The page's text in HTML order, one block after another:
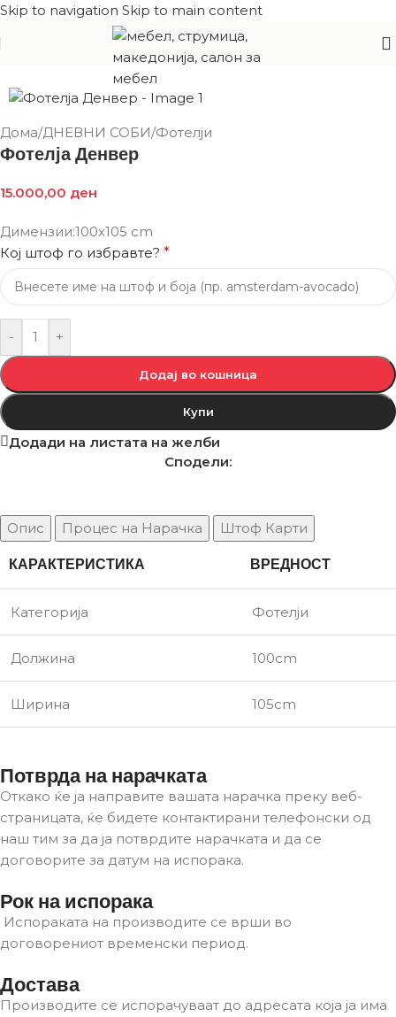
Skip to navigation Skip to main content
Дома/ДНЕВНИ СОБИ/Фотелји
Фотелја Денвер
15.000,00 ден
Димензии:100х105 cm
Кој штоф го избравте? *
- +
Додај во кошница
Купи
Додади на листата на желби
Сподели:
Опис Процес на Нарачка Штоф Карти
КАРАКТЕРИСТИКА ВРЕДНОСТ
Категорија Фотелји
Должина 100cm
Ширина 105cm
Потврда на нарачката
Откако ќе ја направите вашата нарачка преку веб-
страницата, ќе бидете контактирани телефонски од
наш тим за да ја потврдите нарачката и да се
договорите за датум на испорака.
Рок на испорака
Испораката на производите се врши во
договорениот временски период.
Достава
Производите се испорачуваат до адресата која ја има